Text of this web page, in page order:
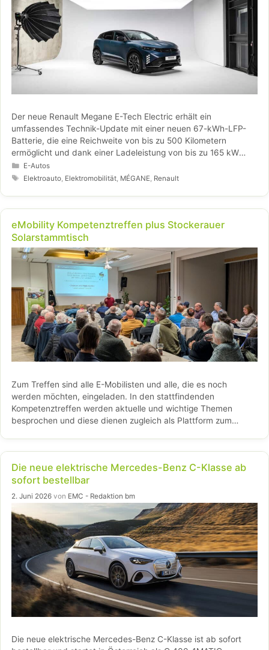
Der neue Renault Megane E-Tech Electric erhält ein
umfassendes Technik-Update mit einer neuen 67-kWh-LFP-
Batterie, die eine Reichweite von bis zu 500 Kilometern
ermöglicht und dank einer Ladeleistung von bis zu 165 kW
deutlich kürzere Ladezeiten bietet. Angetrieben von einem 218
PS starken Elektromotor überzeugt das kompakte E-Modell
das OpenR-Link-Cockpit mit integrierten Google-Diensten,
Google Gemini und erweiterten Konnektivitätsfunktionen, die
Komfort und Nutzererlebnis auf ein neues Niveau heben.
Kategorien
E-Autos
Schlagwörter
Elektroauto, Elektromobilität, MÉGANE, Renault
eMobility Kompetenztreffen plus Stockerauer
Solarstammtisch
Zum Treffen sind alle E-Mobilisten und alle, die es noch
werden möchten, eingeladen. In den stattfindenden
Kompetenztreffen werden aktuelle und wichtige Themen
besprochen und diese dienen zugleich als Plattform zum
Die neue elektrische Mercedes-Benz C-Klasse ab
sofort bestellbar
2. Juni 2026 von EMC - Redaktion bm
Die neue elektrische Mercedes-Benz C-Klasse ist ab sofort